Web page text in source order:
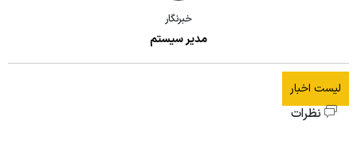
خبرنگار
مدیر سیستم
لیست اخبار
نظرات